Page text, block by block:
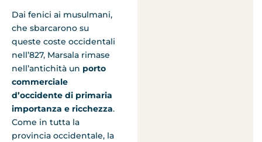
Dai fenici ai musulmani,
che sbarcarono su
queste coste occidentali
nell’827, Marsala rimase
nell’antichità un porto
commerciale
d’occidente di primaria
importanza e ricchezza.
Come in tutta la
provincia occidentale, la